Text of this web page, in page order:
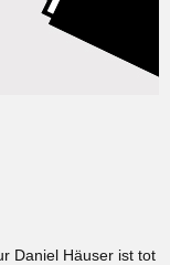
Daniel Häuser ist tot